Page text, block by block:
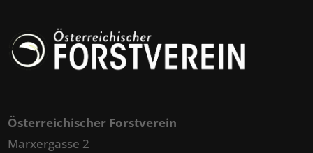
Österreichischer Forstverein
Marxergasse 2